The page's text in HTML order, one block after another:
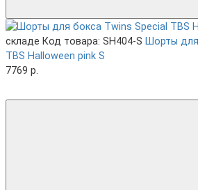
складе Код товара: SH404-S Шорты
TBS Halloween pink S
7769 р.